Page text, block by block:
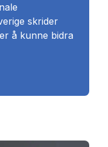
skrider
å kunne bidra